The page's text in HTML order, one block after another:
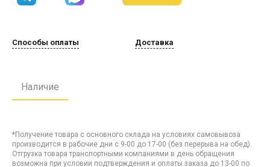
Способы оплаты Доставка
Наличие
*Получение товара с основного склада на условиях самовывоза
производится в рабочие дни с 9-00 до 17-00 (без перерыва на обед).
Отгрузка товара транспортными компаниями в день обращения
возможна при условии подтверждения и оплаты заказа до 13-00 по